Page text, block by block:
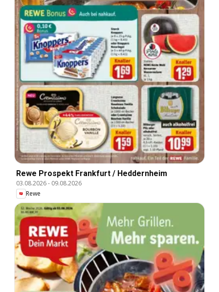
Rewe Prospekt Frankfurt / Heddernheim
03.08.2026- 09.08.2026
Rewe